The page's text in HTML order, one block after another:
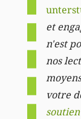
et
n'est
nos
votre